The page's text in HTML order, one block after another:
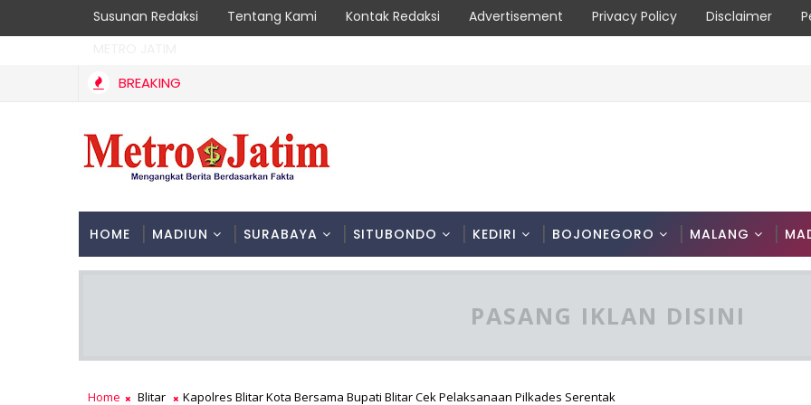
Susunan Redaksi Tentang Kami Kontak Redaksi Advertisement Privacy Policy Disclaimer
BREAKING
HOME MADIUN SURABAYA SITUBONDO KEDIRI BOJONEGORO MALANG
PASANG IKLAN DISINI
Home Blitar Kapolres Blitar Kota Bersama Bupati Blitar Cek Pelaksanaan Pilkades Serentak